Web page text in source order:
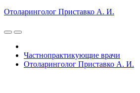
Отоларинголог Приставко А. И.
Частнопрактикующие врачи
Отоларинголог Приставко А. И.